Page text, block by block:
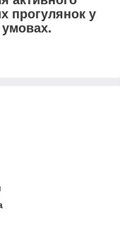
прогулянок у